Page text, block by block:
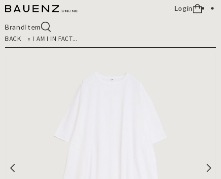
Login
BrandItem
BACK
» I AM I IN FACT...